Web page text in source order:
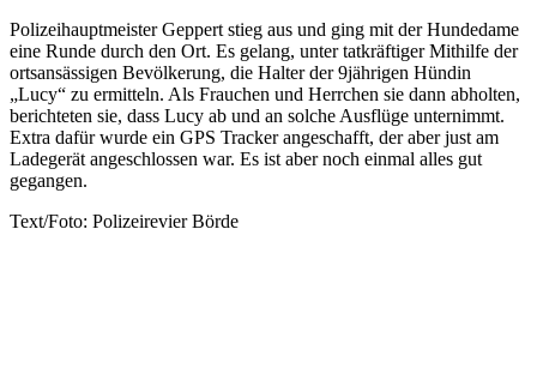
Polizeihauptmeister Geppert stieg aus und ging mit der Hundedame
eine Runde durch den Ort. Es gelang, unter tatkräftiger Mithilfe der
ortsansässigen Bevölkerung, die Halter der 9jährigen Hündin
„Lucy“ zu ermitteln. Als Frauchen und Herrchen sie dann abholten,
berichteten sie, dass Lucy ab und an solche Ausflüge unternimmt.
Extra dafür wurde ein GPS Tracker angeschafft, der aber just am
Ladegerät angeschlossen war. Es ist aber noch einmal alles gut
gegangen.
Text/Foto: Polizeirevier Börde